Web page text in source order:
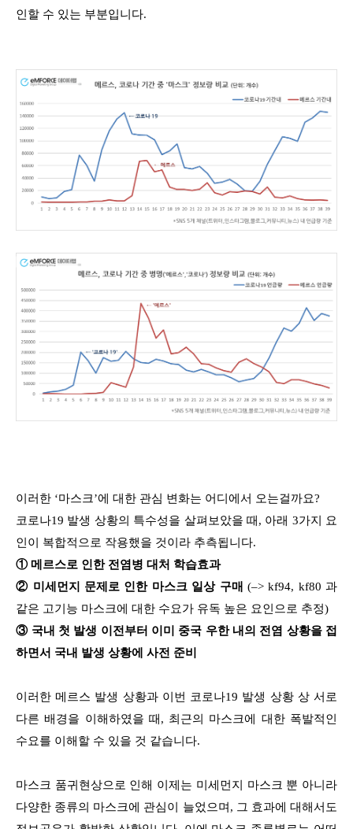
인할 수 있는 부분입니다.
이러한 ‘마스크’에 대한 관심 변화는 어디에서 오는걸까요?
코로나19 발생 상황의 특수성을 살펴보았을 때, 아래 3가지 요
인이 복합적으로 작용했을 것이라 추측됩니다.
① 메르스로 인한 전염병 대처 학습효과
② 미세먼지 문제로 인한 마스크 일상 구매 (–> kf94, kf80 과
같은 고기능 마스크에 대한 수요가 유독 높은 요인으로 추정)
③ 국내 첫 발생 이전부터 이미 중국 우한 내의 전염 상황을 접
하면서 국내 발생 상황에 사전 준비
이러한 메르스 발생 상황과 이번 코로나19 발생 상황 상 서로
다른 배경을 이해하였을 때, 최근의 마스크에 대한 폭발적인
수요를 이해할 수 있을 것 같습니다.
마스크 품귀현상으로 인해 이제는 미세먼지 마스크 뿐 아니라
다양한 종류의 마스크에 관심이 늘었으며, 그 효과에 대해서도